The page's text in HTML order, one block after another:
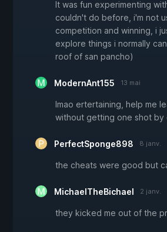
It was fun experimenting
couldn't do before, i'm not
competition and winning, i
explore things i normally
roof of san pancho)
ModernAnt155 13 mai
lmao ertertaining, help me
without getting one shot by
PerfectSponge898 8 janv.
the cheats were good but
MichaelTheBichael 2 janv.
they kicked me out of the